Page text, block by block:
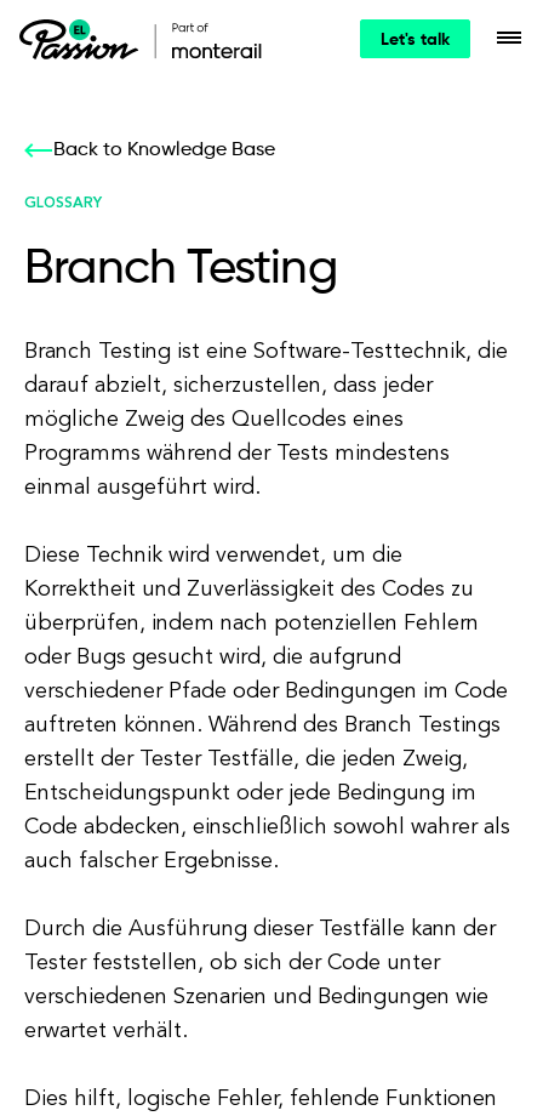
Let's talk
Back to Knowledge Base
GLOSSARY
Branch Testing
Branch Testing ist eine Software-Testtechnik, die
darauf abzielt, sicherzustellen, dass jeder
mögliche Zweig des Quellcodes eines
Programms während der Tests mindestens
einmal ausgeführt wird.
Diese Technik wird verwendet, um die
Korrektheit und Zuverlässigkeit des Codes zu
überprüfen, indem nach potenziellen Fehlern
oder Bugs gesucht wird, die aufgrund
verschiedener Pfade oder Bedingungen im Code
auftreten können. Während des Branch Testings
erstellt der Tester Testfälle, die jeden Zweig,
Entscheidungspunkt oder jede Bedingung im
Code abdecken, einschließlich sowohl wahrer als
auch falscher Ergebnisse.
Durch die Ausführung dieser Testfälle kann der
Tester feststellen, ob sich der Code unter
verschiedenen Szenarien und Bedingungen wie
erwartet verhält.
Dies hilft, logische Fehler, fehlende Funktionen